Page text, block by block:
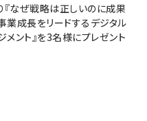
『なぜ戦略は正しいのに成果
業成長をリードするデジタル
メント』を3名様にプレゼント